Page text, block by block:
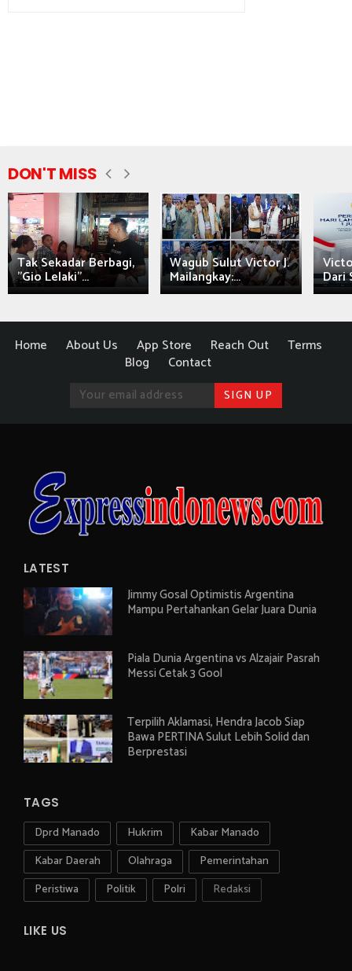
DON'T MISS
Tak Sekadar Berbagi,
"Gio Lelaki"...
Wagub Sulut Victor J.
Mailangkay:... Dari
Home About Us App Store Reach Out
Terms
Blog
Contact
LATEST
Jimmy Gosal Optimistis Argentina
Mampu Pertahankan Gelar Juara Dunia
Piala Dunia Argentina vs Alzajair Pasrah
Messi Cetak 3 Gool
Terpilih Aklamasi, Hendra Jacob Siap
Bawa PERTINA Sulut Lebih Solid dan
Berprestasi
TAGS
Dprd Manado Hukrim
Kabar Manado
Kabar Daerah
Olahraga
Pemerintahan
Peristiwa
Politik Polri Redaksi
LIKE US